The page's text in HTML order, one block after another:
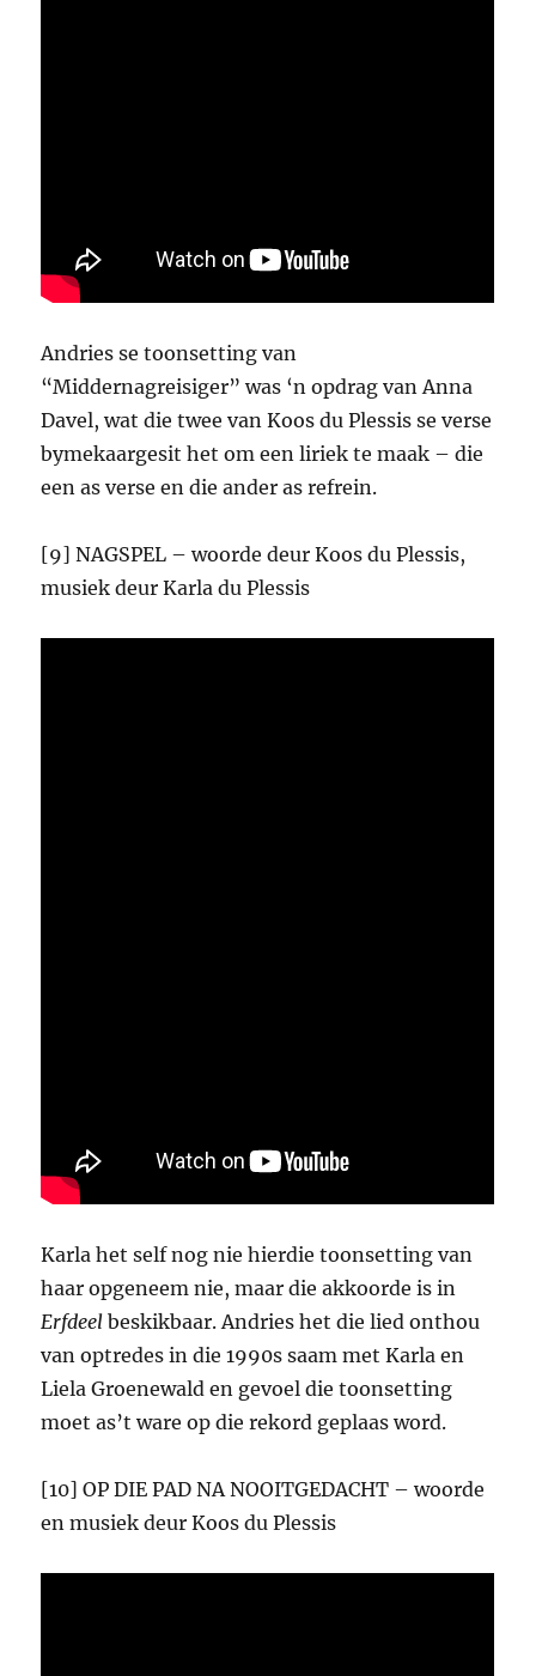
Andries se toonsetting van
“Middernagreisiger” was ‘n opdrag van Anna
Davel, wat die twee van Koos du Plessis se verse
bymekaargesit het om een liriek te maak – die
een as verse en die ander as refrein.
[9] NAGSPEL – woorde deur Koos du Plessis,
musiek deur Karla du Plessis
Karla het self nog nie hierdie toonsetting van
haar opgeneem nie, maar die akkoorde is in
Erfdeel beskikbaar. Andries het die lied onthou
van optredes in die 1990s saam met Karla en
Liela Groenewald en gevoel die toonsetting
moet as’t ware op die rekord geplaas word.
[10] OP DIE PAD NA NOOITGEDACHT – woorde
en musiek deur Koos du Plessis